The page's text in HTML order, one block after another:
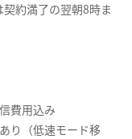
約満了の翌朝8時ま
費用込み
り（低速モード移